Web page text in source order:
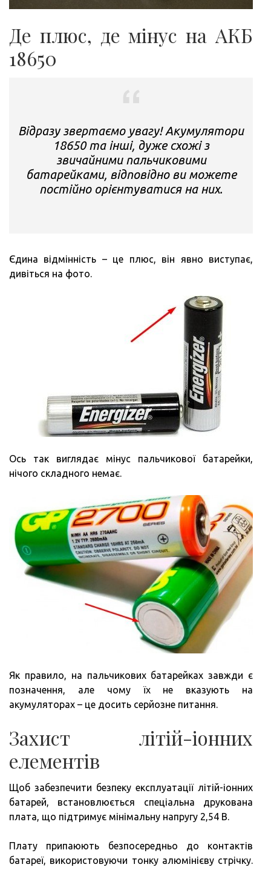
Де плюс, де мінус на АКБ
18650
Відразу звертаємо увагу! Акумулятори
18650 та інші, дуже схожі з
звичайними пальчиковими
батарейками, відповідно ви можете
постійно орієнтуватися на них.
Єдина відмінність – це плюс, він явно виступає,
дивіться на фото.
Ось так виглядає мінус пальчикової батарейки,
нічого складного немає.
Як правило, на пальчикових батарейках завжди є
позначення, але чому їх не вказують на
акумуляторах – це досить серйозне питання.
Захист літій-іонних
елементів
Щоб забезпечити безпеку експлуатації літій-іонних
батарей, встановлюється спеціальна друкована
плата, що підтримує мінімальну напругу 2,54 В.
Плату припаюють безпосередньо до контактів
батареї, використовуючи тонку алюмінієву стрічку.